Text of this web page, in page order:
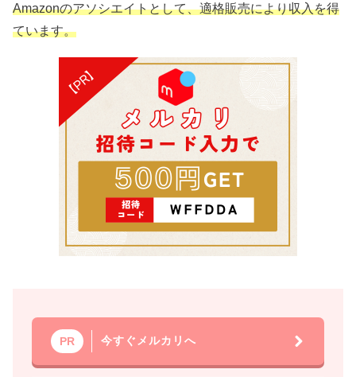
Amazonのアソシエイトとして、適格販売により収入を得
ています。
PR 今すぐメルカリへ